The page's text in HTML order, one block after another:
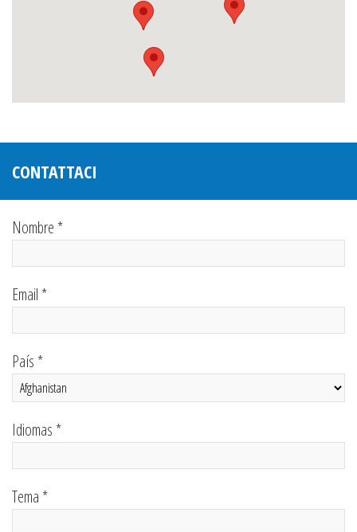
CONTATTACI
Nombre *
Email *
País *
Idiomas *
Tema *